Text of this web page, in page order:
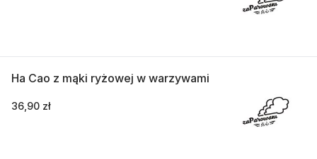
Ha Cao z mąki ryżowej w warzywami
36,90 zł